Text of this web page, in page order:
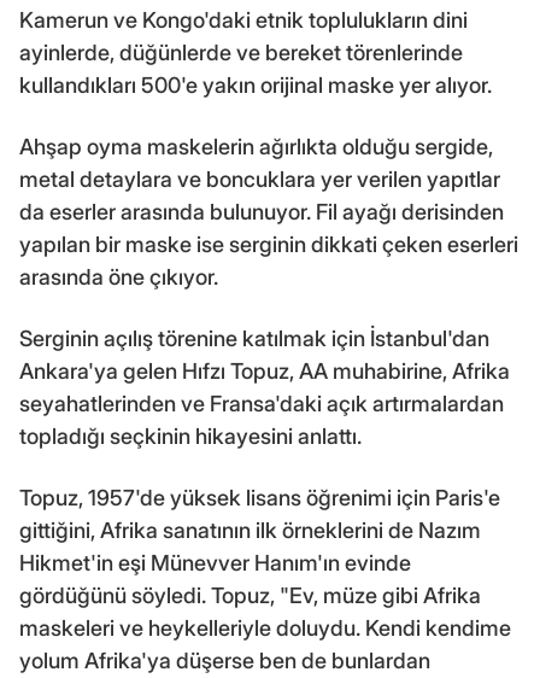
Kamerun ve Kongo'daki etnik toplulukların dini
ayinlerde, düğünlerde ve bereket törenlerinde
kullandıkları 500'e yakın orijinal maske yer alıyor.
Ahşap oyma maskelerin ağırlıkta olduğu sergide,
metal detaylara ve boncuklara yer verilen yapıtlar
da eserler arasında bulunuyor. Fil ayağı derisinden
yapılan bir maske ise serginin dikkati çeken eserleri
arasında öne çıkıyor.
Serginin açılış törenine katılmak için İstanbul'dan
Ankara'ya gelen Hıfzı Topuz, AA muhabirine, Afrika
seyahatlerinden ve Fransa'daki açık artırmalardan
topladığı seçkinin hikayesini anlattı.
Topuz, 1957'de yüksek lisans öğrenimi için Paris'e
gittiğini, Afrika sanatının ilk örneklerini de Nazım
Hikmet'in eşi Münevver Hanım'ın evinde
gördüğünü söyledi. Topuz, "Ev, müze gibi Afrika
maskeleri ve heykelleriyle doluydu. Kendi kendime
yolum Afrika'ya düşerse ben de bunlardan